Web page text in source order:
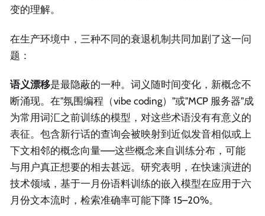
变的理解。
在生产环境中，三种不同的衰退机制共同加剧了这一问
题：
语义漂移是最隐蔽的一种。词义随时间变化，新概念不
断涌现。在"氛围编程（vibe coding）"或"MCP 服务器"成
为常用词汇之前训练的模型，对这些术语没有有意义的
表征。包含新行话的查询会被映射到近似发音相似或上
下文相邻的概念向量——这些概念来自训练分布，可能
与用户真正想要的相去甚远。研究表明，在快速演进的
技术领域，基于一月份语料训练的嵌入模型在应用于六
月份文本流时，检索准确率可能下降 15–20%。